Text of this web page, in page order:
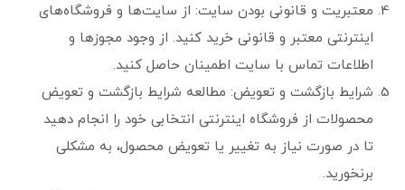
معتبریت و قانونی بودن سایت: از سایت‌ها و فروشگاه‌های
اینترنتی معتبر و قانونی خرید کنید. از وجود مجوزها و
اطلاعات تماس با سایت اطمینان حاصل کنید.
شرایط بازگشت و تعویض: مطالعه شرایط بازگشت و تعویض
محصولات از فروشگاه اینترنتی انتخابی خود را انجام دهید
تا در صورت نیاز به تغییر یا تعویض محصول، به مشکلی
برنخورید.